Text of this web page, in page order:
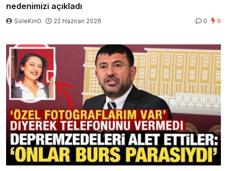
nedenimizi açıkladı
SoleKinG 22 Haziran 2026 0 9